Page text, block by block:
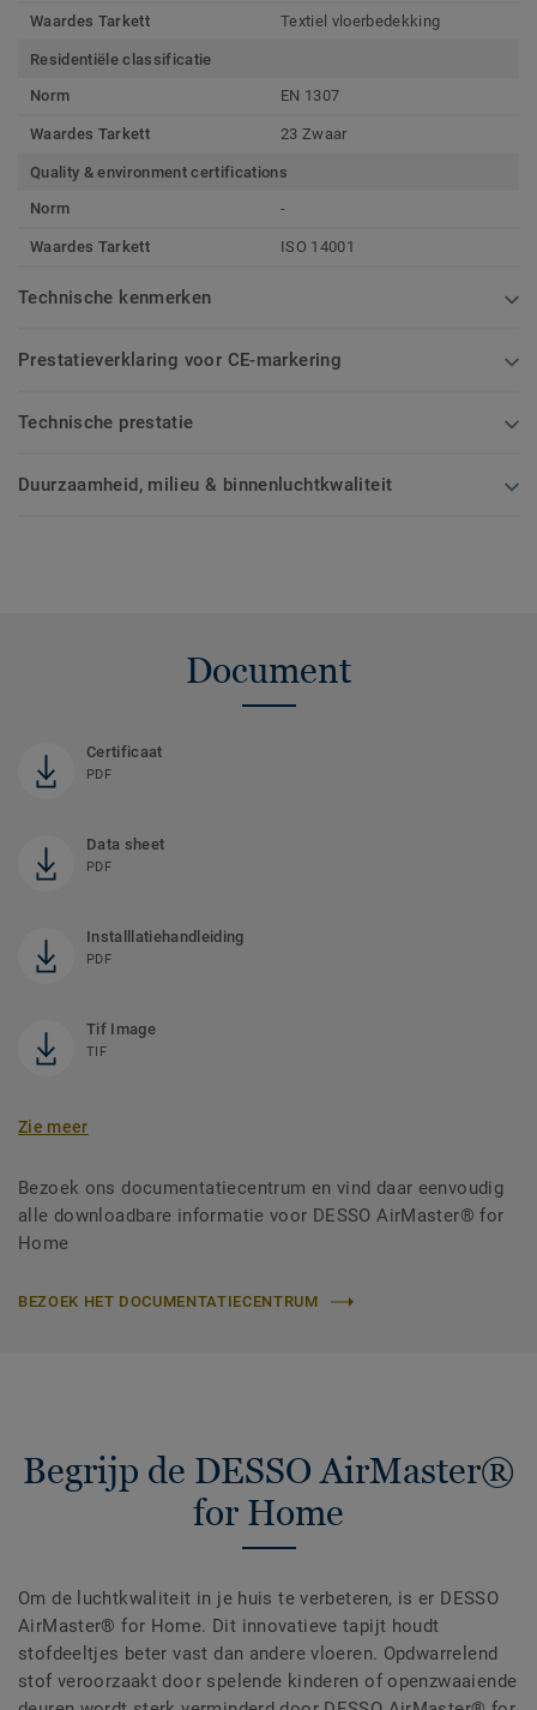
Waardes Tarkett Textiel vloerbedekking
Residentiële classificatie
Norm
EN 1307
Waardes Tarkett 23 Zwaar
Quality & environment certifications
Norm
-
Waardes Tarkett ISO 14001
Technische kenmerken
Prestatieverklaring voor CE-markering
Technische prestatie
Duurzaamheid, milieu & binnenluchtkwaliteit
Document
Certificaat
PDF
Data sheet
PDF
Installlatiehandleiding
PDF
Tif Image
TIF
Zie meer
Bezoek ons documentatiecentrum en vind daar eenvoudig
alle downloadbare informatie voor DESSO AirMaster® for
Home
BEZOEK HET DOCUMENTATIECENTRUM
Begrijp de DESSO AirMaster®
for Home
Om de luchtkwaliteit in je huis te verbeteren, is er DESSO
AirMaster® for Home. Dit innovatieve tapijt houdt
stofdeeltjes beter vast dan andere vloeren. Opdwarrelend
stof veroorzaakt door spelende kinderen of openzwaaiende